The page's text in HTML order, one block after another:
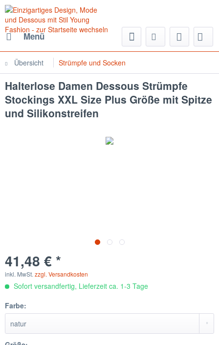
Menü
Übersicht Strümpfe und Socken
Halterlose Damen Dessous Strümpfe
Stockings XXL Size Plus Größe mit Spitze
und Silikonstreifen
41,48 € *
inkl. MwSt. zzgl. Versandkosten
Sofort versandfertig, Lieferzeit ca. 1-3 Tage
Farbe: